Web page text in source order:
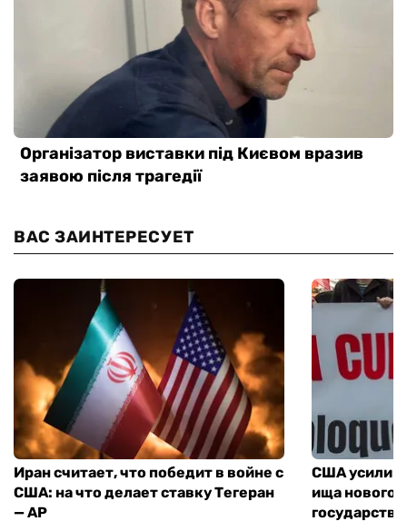
ВАС ЗАИНТЕРЕСУЕТ
Иран считает, что победит в войне с
США: на что делает ставку Тегеран
— AP
США
ища нового